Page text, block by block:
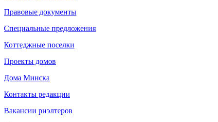
Правовые документы
Специальные предложения
Коттеджные поселки
Проекты домов
Дома Минска
Контакты редакции
Вакансии риэлтеров